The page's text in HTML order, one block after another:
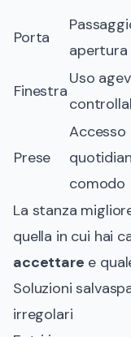
Porta
Finestra
Uso
Prese
Accesso
comodo
La stanza
quella in cui hai
accettare e
Soluzioni
irregolari